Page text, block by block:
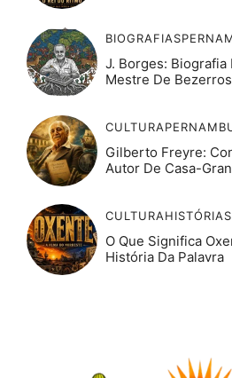
BIOGRAFIAS
J. Borges: Biografia
Mestre De Bezerros
CULTURA
Gilberto Freyre:
Autor De Casa-
CULTURAHISTÓRIAS
O Que Significa
História Da Palavra